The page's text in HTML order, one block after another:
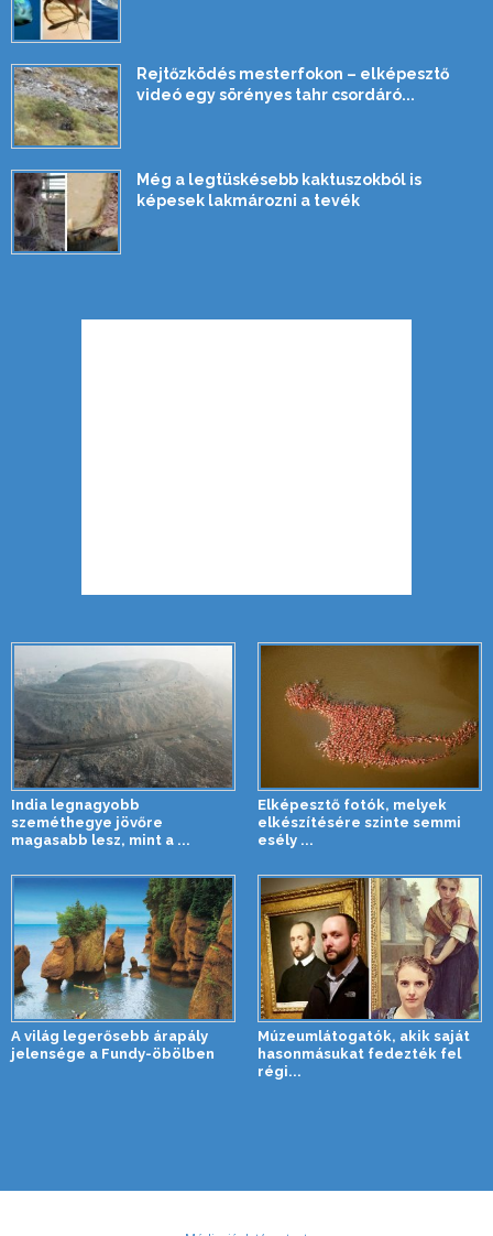
Rejtőzködés mesterfokon – elképesztő
videó egy sörényes tahr csordáró...
Még a legtüskésebb kaktuszokból is
képesek lakmározni a tevék
India legnagyobb
szeméthegye jövőre
magasabb lesz, mint a ...
Elképesztő fotók, melyek
elkészítésére szinte semmi
esély ...
A világ legerősebb árapály
jelensége a Fundy-öbölben
Múzeumlátogatók, akik saját
hasonmásukat fedezték fel
régi...